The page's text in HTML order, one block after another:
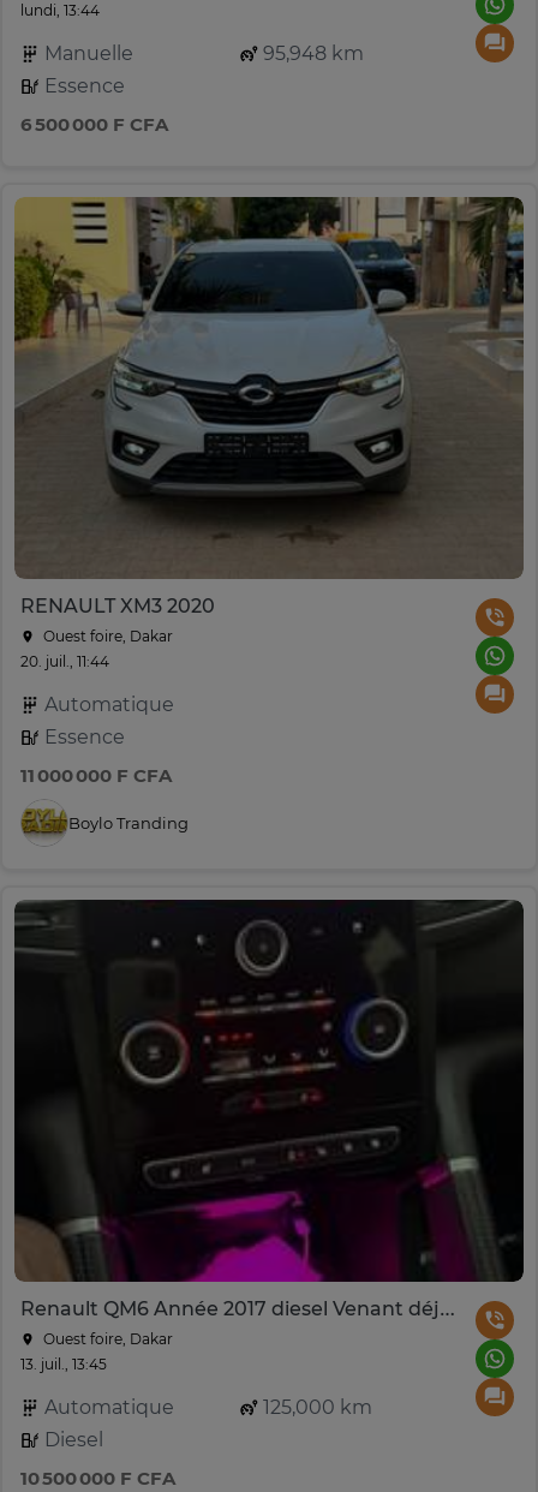
lundi, 13:44
Manuelle
95,948 km
Essence
6 500 000 F CFA
RENAULT XM3 2020
Ouest foire, Dakar
20. juil., 11:44
Automatique
Essence
11 000 000 F CFA
Boylo Tranding
Renault QM6 Année 2017 diesel Venant déjà dédouaner
Ouest foire, Dakar
13. juil., 13:45
Automatique
125,000 km
Diesel
10 500 000 F CFA